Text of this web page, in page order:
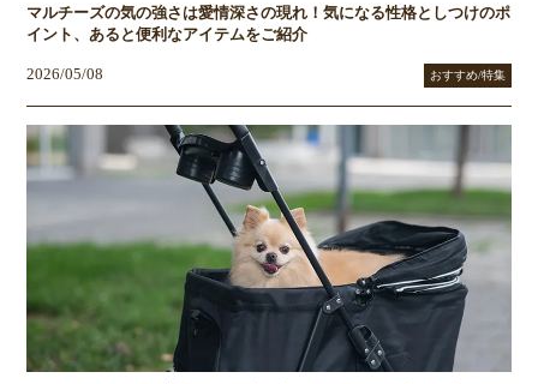
マルチーズの気の強さは愛情深さの現れ！気になる性格としつけのポ
イント、あると便利なアイテムをご紹介
2026/05/08 おすすめ/特集